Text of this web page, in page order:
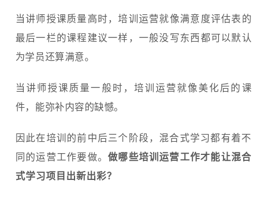
当讲师授课质量高时，培训运营就像满意度评估表的
最后一栏的课程建议一样，一般没写东西都可以默认
为学员还算满意。
当讲师授课质量一般时，培训运营就像美化后的课
件，能弥补内容的缺憾。
因此在培训的前中后三个阶段，混合式学习都有着不
同的运营工作要做。做哪些培训运营工作才能让混合
式学习项目出新出彩？